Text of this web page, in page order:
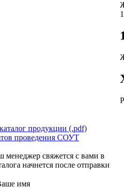
продукции (.pdf)
проведения СОУТ
свяжется с вами в
начнется после отправки
имя